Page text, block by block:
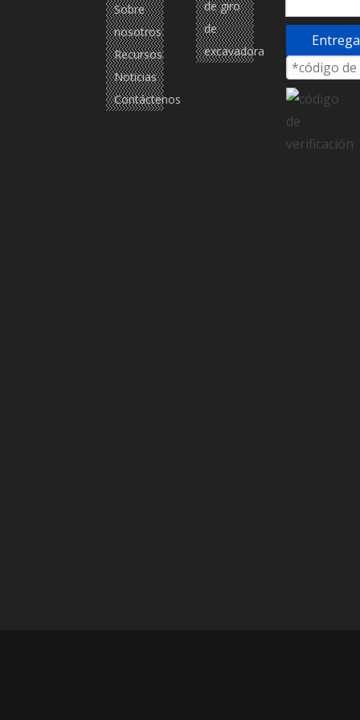
Sobre
nosotros
Recursos
Noticias
Contáctenos
de giro
de
excavadora